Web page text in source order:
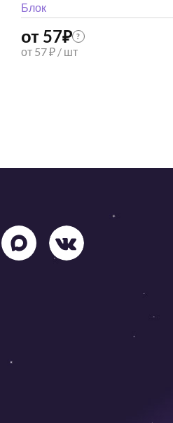
Блок
от 57₽ ?
от 57 ₽ / шт